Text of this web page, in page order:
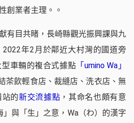
創業者主理。。
有目共睹，長崎縣觀光振興課與九
年2月於鄰近大村灣的國道旁
車輛的複合式據點 「umino Wa」
茶飲輕食店、裁縫店、洗衣店、無
的新交流據點 ，其命名也頗有意
」與「生」之意，Wa（わ）的漢字